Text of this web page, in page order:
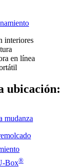
interiores
en línea
ubicación:
mudanza
Box®